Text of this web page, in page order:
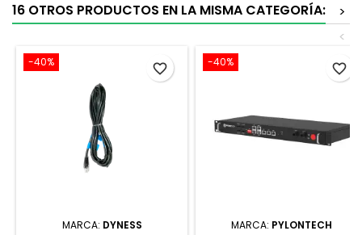
AXE 5.0L se pueden conectar
en bloques de hasta 10
16 OTROS PRODUCTOS EN LA MISMA CATEGORÍA:
>
<
-40%
MARCA: DYNESS
favorite_border -40%
MARCA: PYLONTECH
favorite_border